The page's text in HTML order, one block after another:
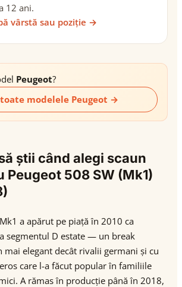
12 ani.
vârstă sau poziție →
Peugeot?
modelele Peugeot →
știi când alegi scaun
Peugeot 508 SW (Mk1)
a apărut pe piață în 2010 ca
segmentul D estate — un break
mai elegant decât rivalii germani și cu
care l-a făcut popular în familiile
A rămas în producție până în 2018,